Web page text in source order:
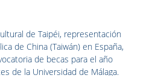
de Taipéi, representación
de China (Taiwán) en España,
de becas para el año
de la Universidad de Málaga.